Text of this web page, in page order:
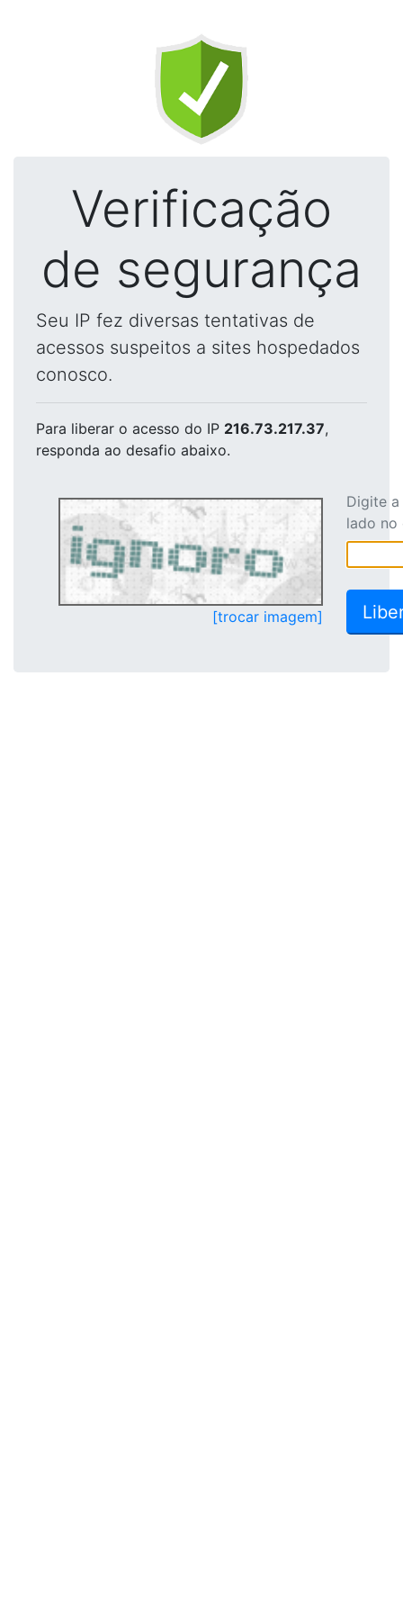
Verificação
de segurança
Seu IP fez diversas tentativas de
acessos suspeitos a sites hospedados
conosco.
Para liberar o acesso do IP 216.73.217.37,
responda ao desafio abaixo.
[trocar imagem]
Digite
lado no